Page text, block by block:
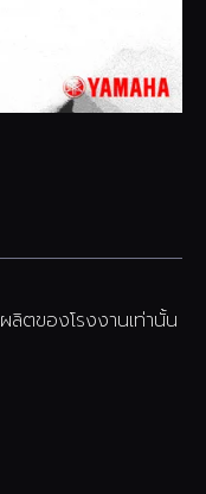
ลิตของโรงงานเท่านั้น